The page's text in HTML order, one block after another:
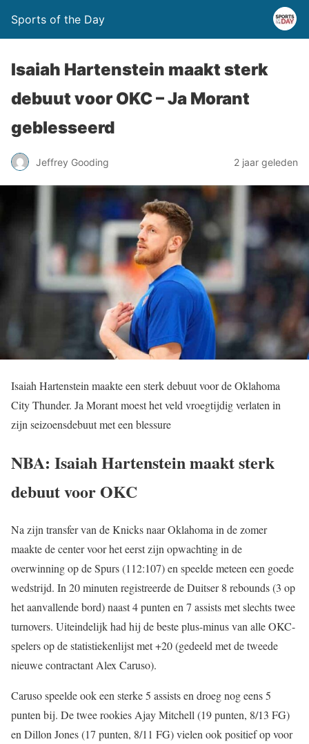
Sports of the Day
Isaiah Hartenstein maakt sterk
debuut voor OKC – Ja Morant
geblesseerd
Jeffrey Gooding 2 jaar geleden
Isaiah Hartenstein maakte een sterk debuut voor de Oklahoma
City Thunder. Ja Morant moest het veld vroegtijdig verlaten in
zijn seizoensdebuut met een blessure
NBA: Isaiah Hartenstein maakt sterk
debuut voor OKC
Na zijn transfer van de Knicks naar Oklahoma in de zomer
maakte de center voor het eerst zijn opwachting in de
overwinning op de Spurs (112:107) en speelde meteen een goede
wedstrijd. In 20 minuten registreerde de Duitser 8 rebounds (3 op
het aanvallende bord) naast 4 punten en 7 assists met slechts twee
turnovers. Uiteindelijk had hij de beste plus-minus van alle OKC-
spelers op de statistiekenlijst met +20 (gedeeld met de tweede
nieuwe contractant Alex Caruso).
Caruso speelde ook een sterke 5 assists en droeg nog eens 5
punten bij. De twee rookies Ajay Mitchell (19 punten, 8/13 FG)
en Dillon Jones (17 punten, 8/11 FG) vielen ook positief op voor